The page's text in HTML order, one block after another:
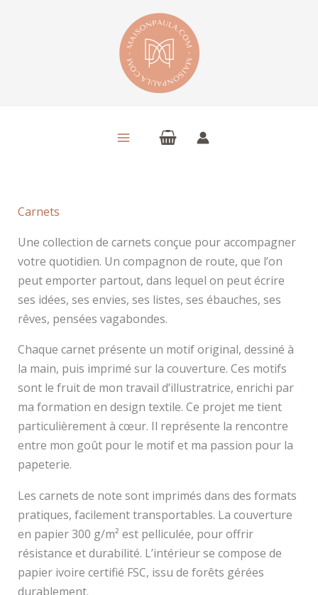
Carnets
Une collection de carnets conçue pour accompagner
votre quotidien. Un compagnon de route, que l’on
peut emporter partout, dans lequel on peut écrire
ses idées, ses envies, ses listes, ses ébauches, ses
rêves, pensées vagabondes.
Chaque carnet présente un motif original, dessiné à
la main, puis imprimé sur la couverture. Ces motifs
sont le fruit de mon travail d’illustratrice, enrichi par
ma formation en design textile. Ce projet me tient
particulièrement à cœur. Il représente la rencontre
entre mon goût pour le motif et ma passion pour la
papeterie.
Les carnets de note sont imprimés dans des formats
pratiques, facilement transportables. La couverture
en papier 300 g/m² est pelliculée, pour offrir
résistance et durabilité. L’intérieur se compose de
papier ivoire certifié FSC, issu de forêts gérées
durablement.